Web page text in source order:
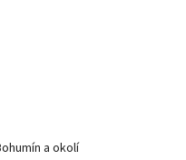
a okolí